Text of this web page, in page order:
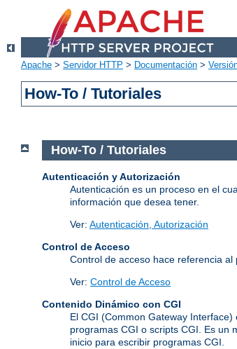
Apache > Servidor HTTP > Documentación >
How-To / Tutoriales
How-To / Tutoriales
Autenticación y Autorización
Autenticación es un proceso en el
información que desea tener.
Ver: Autenticación, Autorización
Control de Acceso
Control de acceso hace referencia
Ver: Control de Acceso
Contenido Dinámico con CGI
El CGI (Common Gateway
programas CGI o scripts CGI. Es un
inicio para escribir programas CGI.